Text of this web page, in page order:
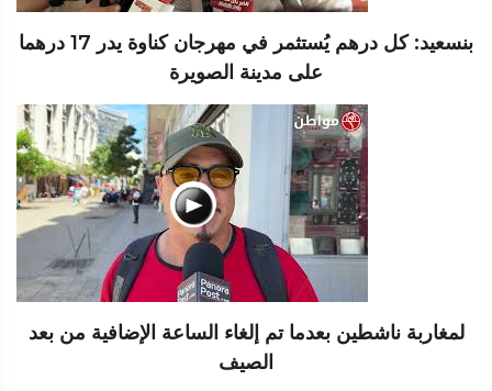
بنسعيد: كل درهم يُستثمر في مهرجان كناوة يدر 17 درهما
على مدينة الصويرة
لمغاربة ناشطين بعدما تم إلغاء الساعة الإضافية من بعد
الصيف